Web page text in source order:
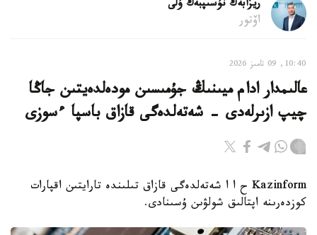
ريزابەك نۇسىپبەك ۇلى
اۆتور
10:40, 09 تامىز 2026
عالىمدار ادام ميىنىڭ جۇمىسىن مودەلدەيتىن جاڭا
چيپ ازىرلەدى - شەتەلدەگى قازاق باسپا ءسوزى
Kazinform ح ا ا شەتەلدەگى قازاق تىلىندە تارايتىن اقپارات
كوزدەرىنە اپتالىق شولۋىن ۇسىنادى.